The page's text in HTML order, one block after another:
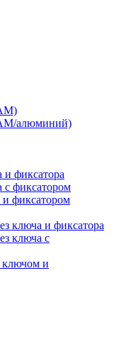
алюминий)
фиксатора
с фиксатором
фиксатором
ключа и фиксатора
ключа с
ключом и